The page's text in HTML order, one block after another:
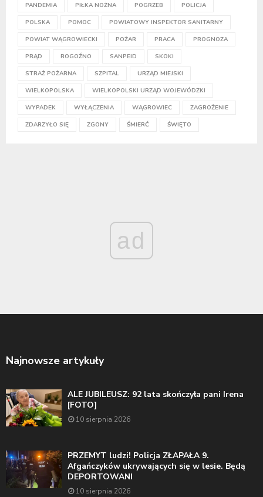
PANDEMIA PIŁKA NOŻNA POGRZEB POLICJA
POLSKA POMOC POWIATOWY INSPEKTOR SANITARNY
POWIAT WĄGROWIECKI POŻAR PRACA PROGNOZA
PRĄD ROGOŹNO SANPEID SKOKI
STRAŻ POŻARNA SZPITAL URZĄD MIEJSKI
WIELKOPOLSKA WIELKOPOLSKI URZĄD WOJEWÓDZKI
WYPADEK WYŁĄCZENIA WĄGROWIEC ZAGROŻENIE
ZDARZYŁO SIĘ ZGONY ŚMIERĆ ŚWIĘTO
ad
Najnowsze artykuły
ALE JUBILEUSZ: 92 lata skończyła pani Irena
[FOTO]
10 sierpnia 2026
PRZEMYT ludzi! Policja ZŁAPAŁA 9.
Afgańczyków ukrywających się w lesie. Będą
DEPORTOWANI
10 sierpnia 2026